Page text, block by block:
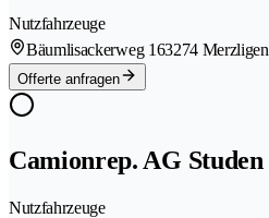
Nutzfahrzeuge
Bäumlisackerweg 163274 Merzligen
Offerte anfragen
Camionrep. AG Studen
Nutzfahrzeuge